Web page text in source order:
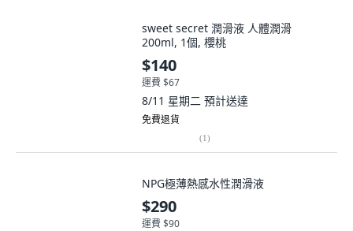
sweet secret 潤滑液 人體潤滑
200ml, 1個, 櫻桃
$140
運費 $67
8/11 星期二 預計送達
免費退貨
(1)
NPG極薄熱感水性潤滑液
$290
運費 $90